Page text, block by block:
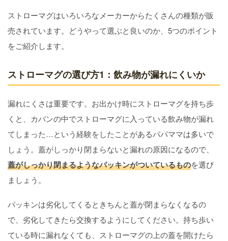
ストローマグはいろいろなメーカーからたくさんの種類が販
売されています。どうやって選ぶと良いのか、5つのポイント
をご紹介します。
ストローマグの選び方1：飲み物が漏れにくいか
漏れにくさは重要です。お出かけ時にストローマグを持ち歩
くと、カバンの中でストローマグに入っている飲み物が漏れ
てしまった…という経験をしたことがあるパパママは多いで
しょう。蓋がしっかり閉まらないと漏れの原因になるので、
蓋がしっかり閉まるようなパッキンがついているものを選び
ましょう。
パッキンは劣化してくるときちんと蓋が閉まらなくなるの
で、劣化してきたら交換するようにしてください。持ち歩い
ている時に漏れなくても、ストローマグの上の蓋を開けたら